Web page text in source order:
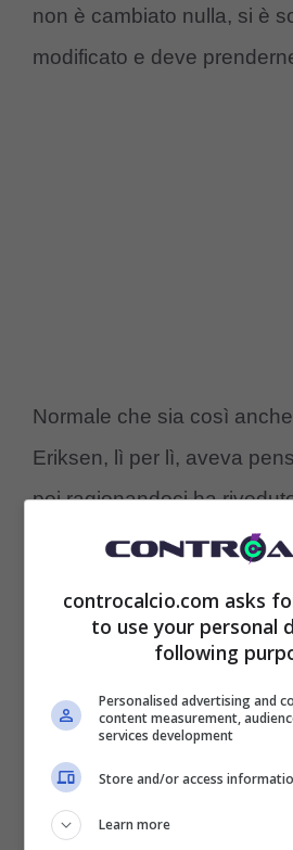
non è cambiato nulla, si è
modificato e deve
Normale che sia così
Eriksen, lì per lì, aveva
poi ragionandoci ha
e ora non fa che giocare e
Insieme al papà Giovanni,
Tanja, alla fidanzata
procuratore Diego Tavano
deciderà. Da non
di Bove è di proprietà della
giocatore era stato ceduto
controcalcio.com asks
to use your personal
following
Personalised advertising and
content measurement,
services development
Store and/or access
Learn more